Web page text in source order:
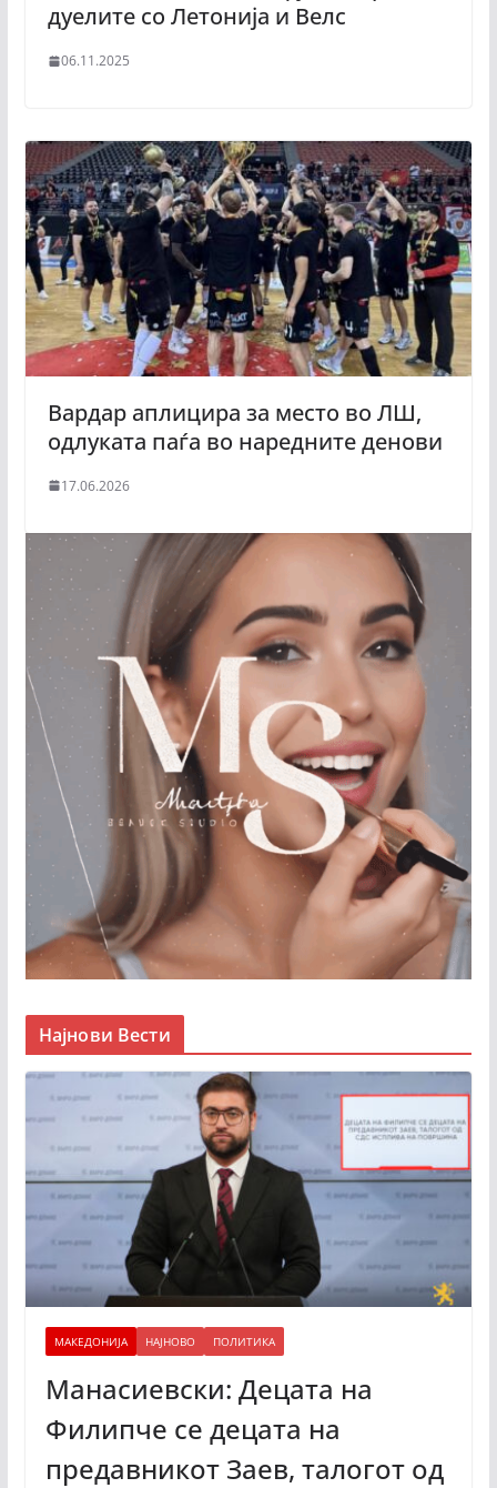
дуелите со Летонија и Велс
06.11.2025
Вардар аплицира за место во ЛШ,
одлуката паѓа во наредните денови
17.06.2026
Најнови Вести
МАКЕДОНИЈА НАЈНОВО ПОЛИТИКА
Манасиевски: Децата на
Филипче се децата на
предавникот Заев, талогот од